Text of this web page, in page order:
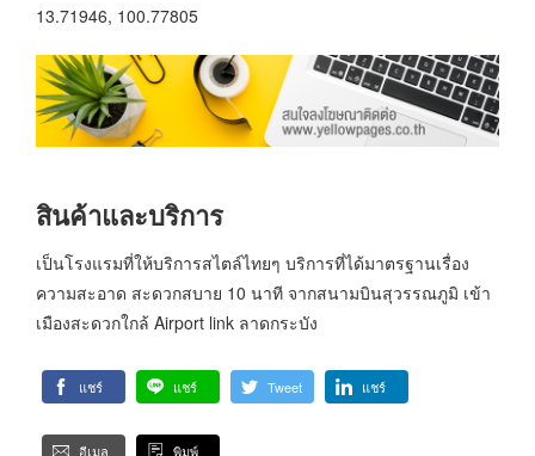
13.71946, 100.77805
สินค้าและบริการ
เป็นโรงแรมที่ให้บริการสไตล์ไทยๆ บริการที่ได้มาตรฐานเรื่อง
ความสะอาด สะดวกสบาย 10 นาที จากสนามบินสุวรรณภูมิ เข้า
เมืองสะดวกใกล้ Airport link ลาดกระบัง
แชร์ แชร์ Tweet แชร์
อีเมล พิมพ์